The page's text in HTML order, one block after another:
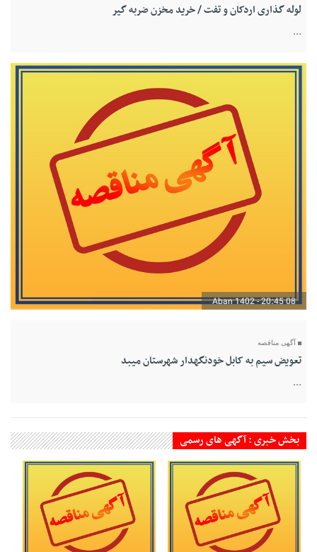
لوله گذاری اردکان و تفت / خرید مخزن ضربه گیر
...
08 Aban 1402 - 20:45
آگهی مناقصه
تعویض سیم به کابل خودنگهدار شهرستان میبد
...
بخش خبری : آگهی های رسمی